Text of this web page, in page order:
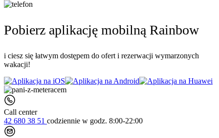
Pobierz aplikację mobilną Rainbow
i ciesz się łatwym dostępem do ofert i rezerwacji wymarzonych
wakacji!
Call center
42 680 38 51 codziennie w godz. 8:00-22:00